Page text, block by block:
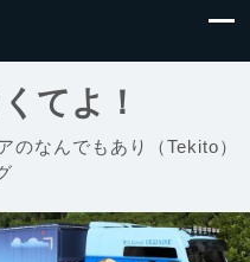
てよ！
のなんでもあり（Tekito）